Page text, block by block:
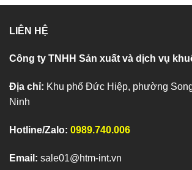
LIÊN HỆ
Công ty TNHH Sản xuất và dịch vụ
Địa chỉ: Khu phố Đức Hiệp, phường
Ninh
Hotline/Zalo: 0989.740.006
Email: sale01@htm-int.vn